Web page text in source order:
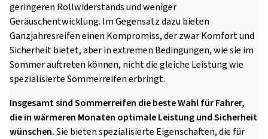
geringeren Rollwiderstands und weniger
Geräuschentwicklung. Im Gegensatz dazu bieten
Ganzjahresreifen einen Kompromiss, der zwar Komfort und
Sicherheit bietet, aber in extremen Bedingungen, wie sie im
Sommer auftreten können, nicht die gleiche Leistung wie
spezialisierte Sommerreifen erbringt.
Insgesamt sind Sommerreifen die beste Wahl für Fahrer,
die in wärmeren Monaten optimale Leistung und Sicherheit
wünschen.Sie bieten spezialisierte Eigenschaften, die für